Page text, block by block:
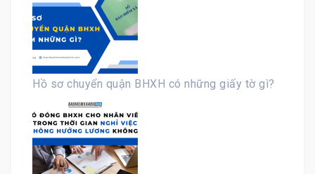
Hồ sơ chuyển quận BHXH có những giấy tờ gì?